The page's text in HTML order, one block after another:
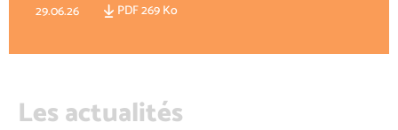
29.06.26 PDF 269 Ko
Les actualités